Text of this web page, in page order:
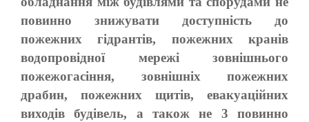
повинно знижувати доступність до
пожежних гідрантів, пожежних кранів
водопровідної мережі зовнішнього
пожежогасіння, зовнішніх пожежних
драбин, пожежних щитів, евакуаційних
виходів будівель, а також не 3 повинно